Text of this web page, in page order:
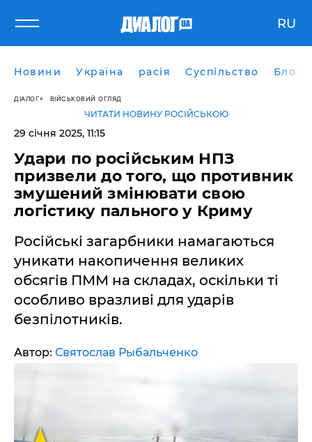
RU
Новини Україна расія Суспільство Блоги
ДІАЛОГ ВІЙСЬКОВИЙ ОГЛЯД
ЧИТАТИ НОВИНУ РОСІЙСЬКОЮ
29 січня 2025, 11:15
Удари по російським НПЗ
призвели до того, що противник
змушений змінювати свою
логістику пального у Криму
Російські загарбники намагаються
уникати накопичення великих
обсягів ПММ на складах, оскільки ті
особливо вразливі для ударів
безпілотників.
Автор: Святослав Рыбальченко